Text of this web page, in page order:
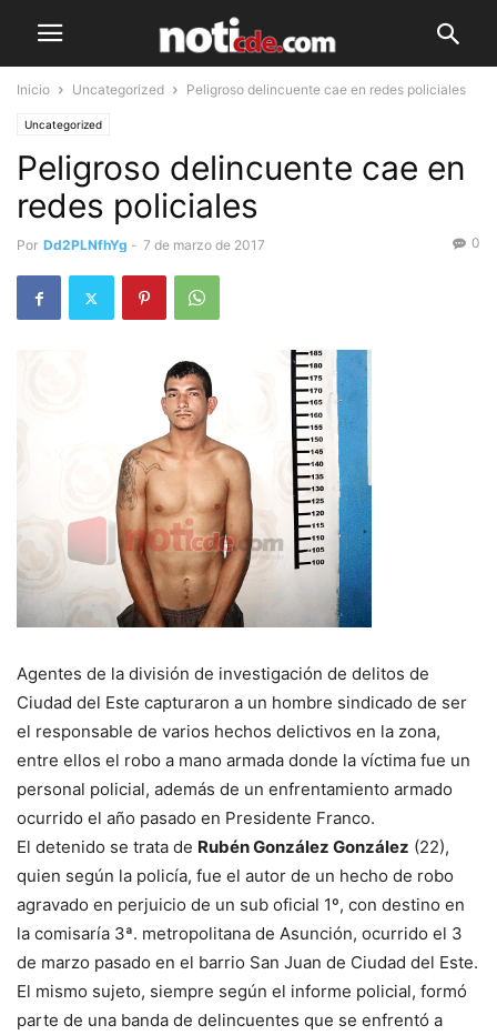
Inicio Uncategorized Peligroso delincuente cae en redes policiales
Uncategorized
Peligroso delincuente cae en
redes policiales
Por Dd2PLNfhYg - 7 de marzo de 2017 0
Agentes de la división de investigación de delitos de
Ciudad del Este capturaron a un hombre sindicado de ser
el responsable de varios hechos delictivos en la zona,
entre ellos el robo a mano armada donde la víctima fue un
personal policial, además de un enfrentamiento armado
ocurrido el año pasado en Presidente Franco.
El detenido se trata de Rubén González González (22),
quien según la policía, fue el autor de un hecho de robo
agravado en perjuicio de un sub oficial 1º, con destino en
la comisaría 3ª. metropolitana de Asunción, ocurrido el 3
de marzo pasado en el barrio San Juan de Ciudad del Este.
El mismo sujeto, siempre según el informe policial, formó
parte de una banda de delincuentes que se enfrentó a